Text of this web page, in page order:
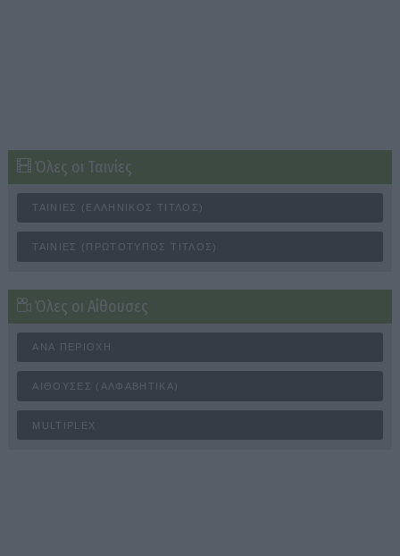
Όλες οι Ταινίες
ΤΑΙΝΊΕΣ (ΕΛΛΗΝΙΚΌΣ ΤΊΤΛΟΣ)
ΤΑΙΝΊΕΣ (ΠΡΩΤΌΤΥΠΟΣ ΤΊΤΛΟΣ)
Όλες οι Αίθουσες
ΑΝΆ ΠΕΡΙΟΧΉ
ΑΊΘΟΥΣΕΣ (ΑΛΦΑΒΗΤΙΚΆ)
MULTIPLEX